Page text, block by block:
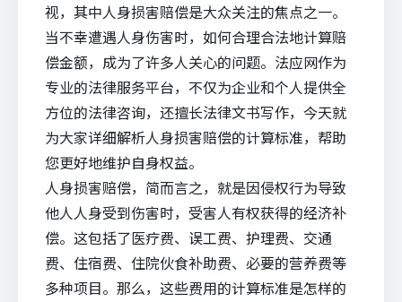
视，其中人身损害赔偿是大众关注的焦点之一。
当不幸遭遇人身伤害时，如何合理合法地计算赔
偿金额，成为了许多人关心的问题。 法应网作为
专业的法律服务平台，不仅为企业和个人提供全
方位的法律咨询，还擅长法律文书写作，今天就
为大家详细解析人身损害赔偿的计算标准，帮助
您更好地维护自身权益。
人身损害赔偿，简而言之，就是因侵权行为导致
他人人身受到伤害时，受害人有权获得的经济补
偿。这包括了医疗费、误工费、护理费、交通
费、住宿费、住院伙食补助费、必要的营养费等
多种项目。那么，这些费用的计算标准是怎样的